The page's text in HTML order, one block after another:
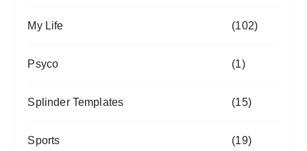
My Life (102)
Psyco (1)
Splinder Templates (15)
Sports (19)